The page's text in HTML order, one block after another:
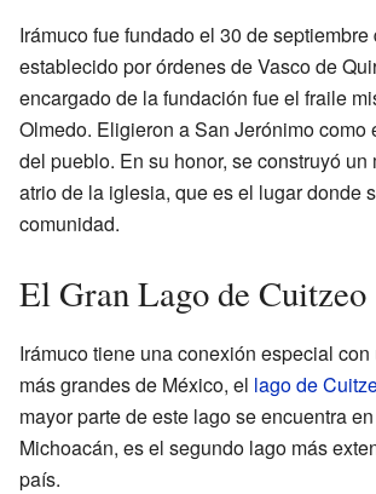
Irámuco fue fundado el 30 de septiembre
establecido por órdenes de Vasco de
encargado de la fundación fue el fraile
Olmedo. Eligieron a San Jerónimo como
del pueblo. En su honor, se construyó un
atrio de la iglesia, que es el lugar donde
comunidad.
El Gran Lago de Cuitzeo
Irámuco tiene una conexión especial
más grandes de México, el lago de
mayor parte de este lago se encuentra
Michoacán, es el segundo lago más
país.